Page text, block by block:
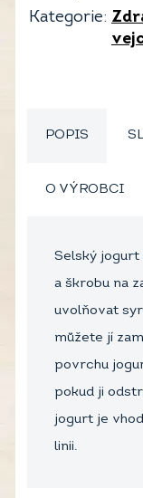
Kategorie:
POPIS
O VÝROBCI
Selský jogurt
a škrobu na
uvolňovat
můžete jí
povrchu
pokud ji
jogurt je
linii.